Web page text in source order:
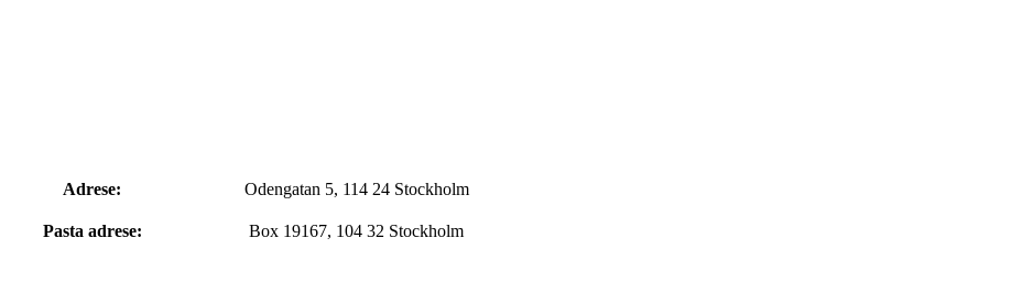
Adrese: Odengatan 5, 114 24 Stockholm
Pasta adrese: Box 19167, 104 32 Stockholm